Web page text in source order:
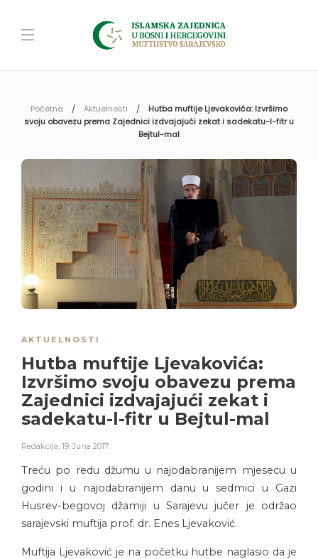
Početna Aktuelnosti
Hutba muftije Ljevakovića: Izvršimo
svoju obavezu prema Zajednici izdvajajući zekat i sadekatu-l-fitr u
Bejtul-mal
AKTUELNOSTI
Hutba muftije Ljevakovića:
Izvršimo svoju obavezu prema
Zajednici izdvajajući zekat i
sadekatu-l-fitr u Bejtul-mal
Redakcija 19. Juna 2017.
Treću po redu džumu u najodabranijem mjesecu u
godini i u najodabranijem danu u sedmici u Gazi
Husrev-begovoj džamiji u Sarajevu jučer je održao
sarajevski muftija prof. dr. Enes Ljevaković.
Muftija Ljevaković je na početku hutbe naglasio da je